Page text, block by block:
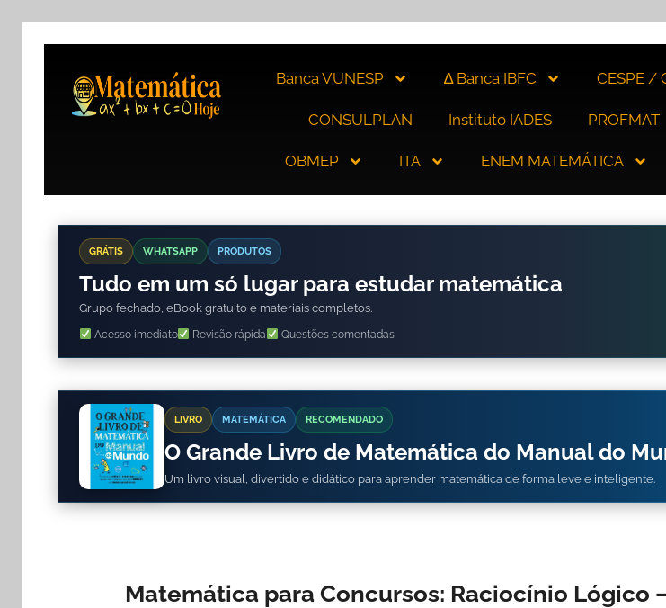
Banca VUNESP ∆ Banca IBFC CESPE /
CONSULPLAN Instituto IADES PROFMAT
OBMEP ITA ENEM MATEMÁTICA
GRÁTIS WHATSAPP PRODUTOS
Tudo em um só lugar para estudar matemática
Grupo fechado, eBook gratuito e materiais completos.
Acesso imediato Revisão rápida Questões comentadas
LIVRO MATEMÁTICA RECOMENDADO
O Grande Livro de Matemática do Manual do
Um livro visual, divertido e didático para aprender matemática de forma leve e inteligente.
Matemática para Concursos: Raciocínio Lógico